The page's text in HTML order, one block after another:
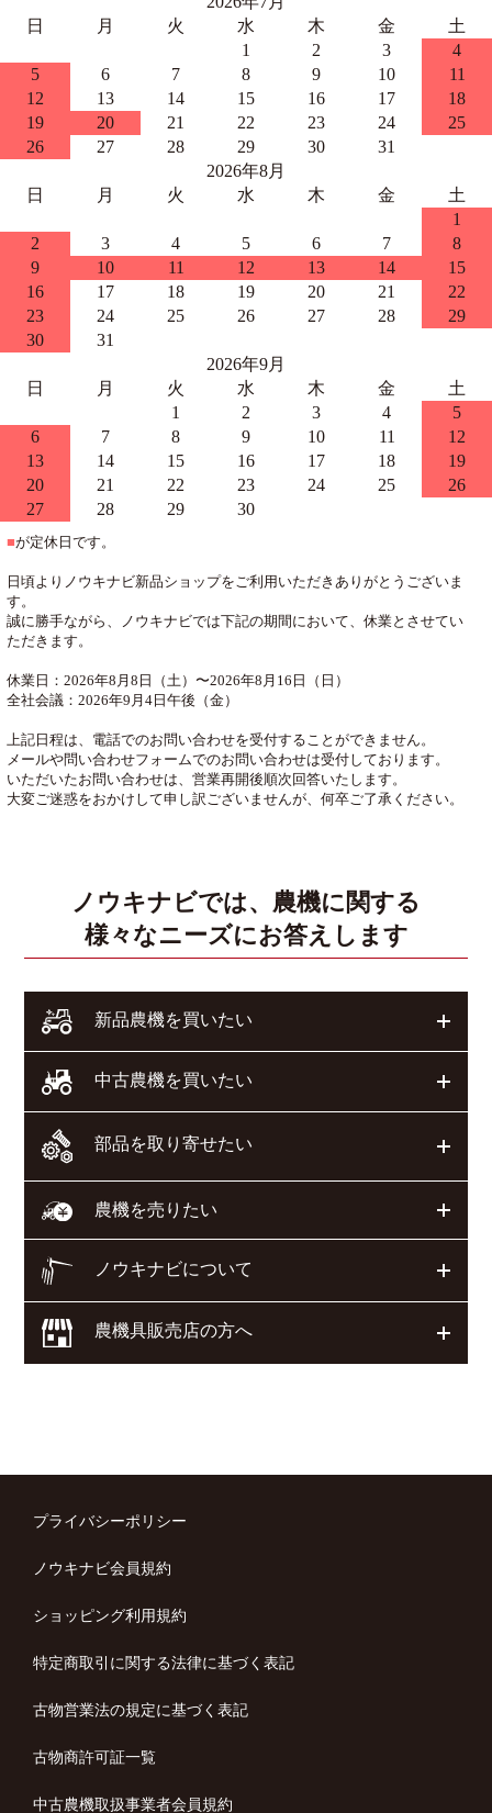
日
月 火 水 木 金
土
1
2 3
4
5
6 7 8 9 10
11
12
13 14 15 16 17
18
19
20 21 22 23 24
25
26
27 28 29 30
31
2026年8月
日
月 火 水 木 金
土
1
2
3 4 5 6 7
8
9
10 11 12 13 14
15
16
17 18 19 20 21
22
23
24 25 26 27 28
29
30
31
2026年9月
日
月 火 水 木 金
土
1
2 3 4
5
6
7 8 9 10 11
12
13
14 15 16 17 18
19
20
21 22 23 24 25
26
27
28 29 30
■が定休日です。
日頃よりノウキナビ新品ショップをご利用いただきありがとうございま
す。
誠に勝手ながら、ノウキナビでは下記の期間において、休業とさせてい
ただきます。
休業日：2026年8月8日（土）〜2026年8月16日（日）
全社会議：2026年9月4日午後（金）
上記日程は、電話でのお問い合わせを受付することができません。
メールや問い合わせフォームでのお問い合わせは受付しております。
いただいたお問い合わせは、営業再開後順次回答いたします。
大変ご迷惑をおかけして申し訳ございませんが、何卒ご了承ください。
ノウキナビでは、農機に関する
様々なニーズにお答えします
新品農機を買いたい
中古農機を買いたい
部品を取り寄せたい
農機を売りたい
ノウキナビについて
農機具販売店の方へ
プライバシーポリシー
ノウキナビ会員規約
ショッピング利用規約
特定商取引に関する法律に基づく表記
古物営業法の規定に基づく表記
古物商許可証一覧
中古農機取扱事業者会員規約